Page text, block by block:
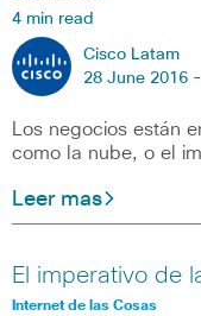
4 min read
Cisco Latam
28 June 2016 -
Los negocios están
como la nube, o el
Leer mas
El imperativo de
Internet de las Cosas